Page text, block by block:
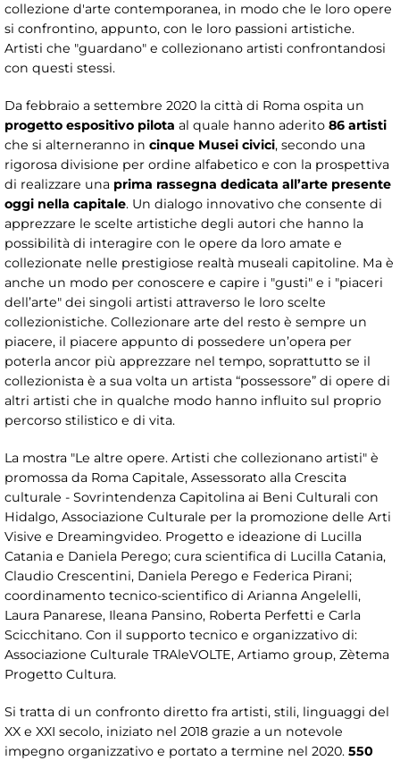
collezione d'arte contemporanea, in modo che le loro opere
si confrontino, appunto, con le loro passioni artistiche.
Artisti che "guardano" e collezionano artisti confrontandosi
con questi stessi.
Da febbraio a settembre 2020 la città di Roma ospita un
progetto espositivo pilota al quale hanno aderito 86 artisti
che si alterneranno in cinque Musei civici, secondo una
rigorosa divisione per ordine alfabetico e con la prospettiva
di realizzare una prima rassegna dedicata all’arte presente
oggi nella capitale. Un dialogo innovativo che consente di
apprezzare le scelte artistiche degli autori che hanno la
possibilità di interagire con le opere da loro amate e
collezionate nelle prestigiose realtà museali capitoline. Ma è
anche un modo per conoscere e capire i "gusti" e i "piaceri
dell’arte" dei singoli artisti attraverso le loro scelte
collezionistiche. Collezionare arte del resto è sempre un
piacere, il piacere appunto di possedere un’opera per
poterla ancor più apprezzare nel tempo, soprattutto se il
collezionista è a sua volta un artista “possessore” di opere di
altri artisti che in qualche modo hanno influito sul proprio
percorso stilistico e di vita.
La mostra "Le altre opere. Artisti che collezionano artisti" è
promossa da Roma Capitale, Assessorato alla Crescita
culturale - Sovrintendenza Capitolina ai Beni Culturali con
Hidalgo, Associazione Culturale per la promozione delle Arti
Visive e Dreamingvideo. Progetto e ideazione di Lucilla
Catania e Daniela Perego; cura scientifica di Lucilla Catania,
Claudio Crescentini, Daniela Perego e Federica Pirani;
coordinamento tecnico-scientifico di Arianna Angelelli,
Laura Panarese, Ileana Pansino, Roberta Perfetti e Carla
Scicchitano. Con il supporto tecnico e organizzativo di:
Associazione Culturale TRAleVOLTE, Artiamo group, Zètema
Progetto Cultura.
Si tratta di un confronto diretto fra artisti, stili, linguaggi del
XX e XXI secolo, iniziato nel 2018 grazie a un notevole
impegno organizzativo e portato a termine nel 2020. 550